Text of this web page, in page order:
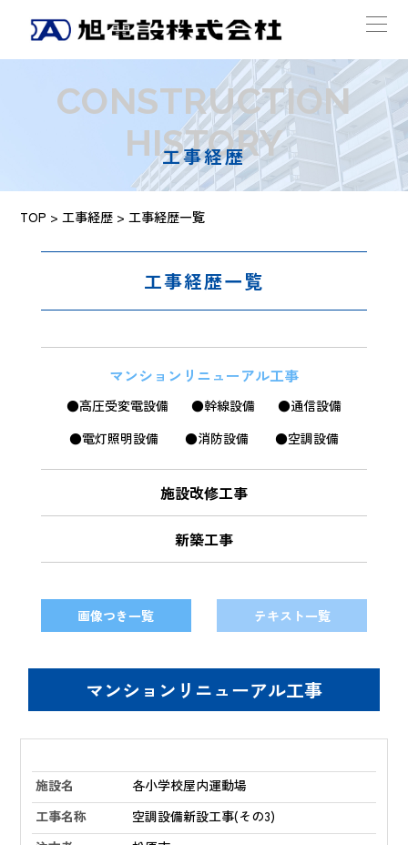
CONSTRUCTION
HISTORY
工事経歴
TOP >工事経歴 > 工事経歴一覧
工事経歴一覧
マンションリニューアル工事
●高圧受変電設備 ●幹線設備
●通信設備
●電灯照明設備
●消防設備 ●空調設備
施設改修工事
新築工事
画像つき一覧 テキスト一覧
マンションリニューアル工事
各小学校屋内運動場
空調設備新設工事(その3)